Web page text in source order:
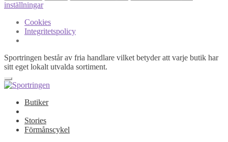
inställningar
Cookies
Integritetspolicy
Sportringen består av fria handlare vilket betyder att varje butik har
sitt eget lokalt utvalda sortiment.
Butiker
Stories
Förmånscykel